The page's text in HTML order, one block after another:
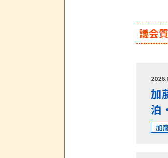
議会
加
泊
加